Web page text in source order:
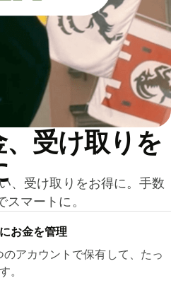
受け取りを
、受け取りをお得に。手数
マートに。
お金を管理
のアカウントで保有して、たっ
。